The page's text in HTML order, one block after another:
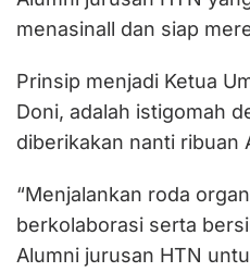
menasinall dan siap
Prinsip menjadi Ketua
Doni, adalah istigomah
diberikakan nanti ribuan
“Menjalankan roda
berkolaborasi serta
Alumni jurusan HTN